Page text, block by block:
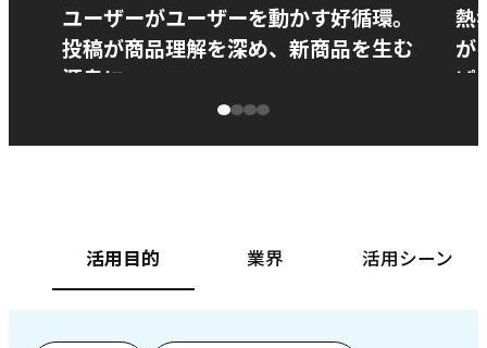
ユーザーがユーザーを動かす好循環。
投稿が商品理解を深め、新商品を生む
源泉に
熱
が
ぱ
活用目的 業界 活用シーン